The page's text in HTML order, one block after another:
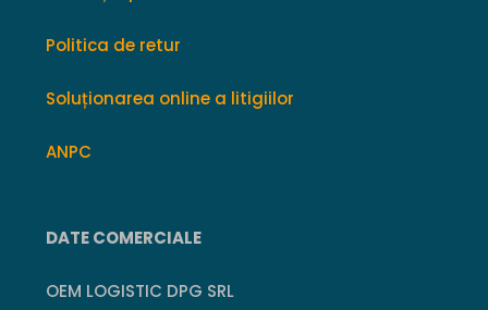
Politica de retur
Soluționarea online a litigiilor
ANPC
DATE COMERCIALE
OEM LOGISTIC DPG SRL